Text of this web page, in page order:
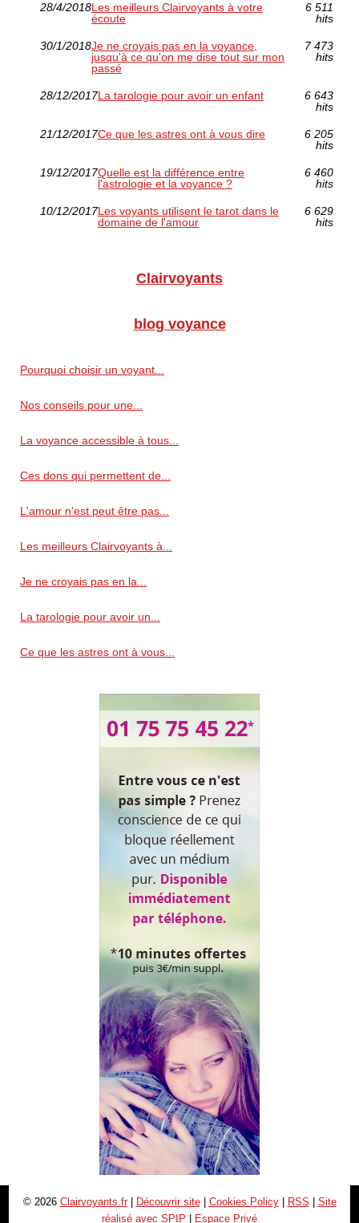
28/4/2018Les meilleurs Clairvoyants à votre
écoute
6 511
hits
30/1/2018Je ne croyais pas en la voyance,
jusqu'à ce qu'on me dise tout sur mon
passé
7 473
hits
28/12/2017La tarologie pour avoir un enfant
6 643
hits
21/12/2017Ce que les astres ont à vous dire
6 205
hits
19/12/2017Quelle est la différence entre
l'astrologie et la voyance ?
6 460
hits
10/12/2017Les voyants utilisent le tarot dans le
domaine de l'amour
6 629
hits
Clairvoyants
blog voyance
Pourquoi choisir un voyant...
Nos conseils pour une...
La voyance accessible à tous...
Ces dons qui permettent de...
L'amour n'est peut être pas...
Les meilleurs Clairvoyants à...
Je ne croyais pas en la...
La tarologie pour avoir un...
Ce que les astres ont à vous...
© 2026 Clairvoyants.fr| Découvrir site| Cookies Policy| RSS
Site
réalisé avec SPIP
Espace Privé